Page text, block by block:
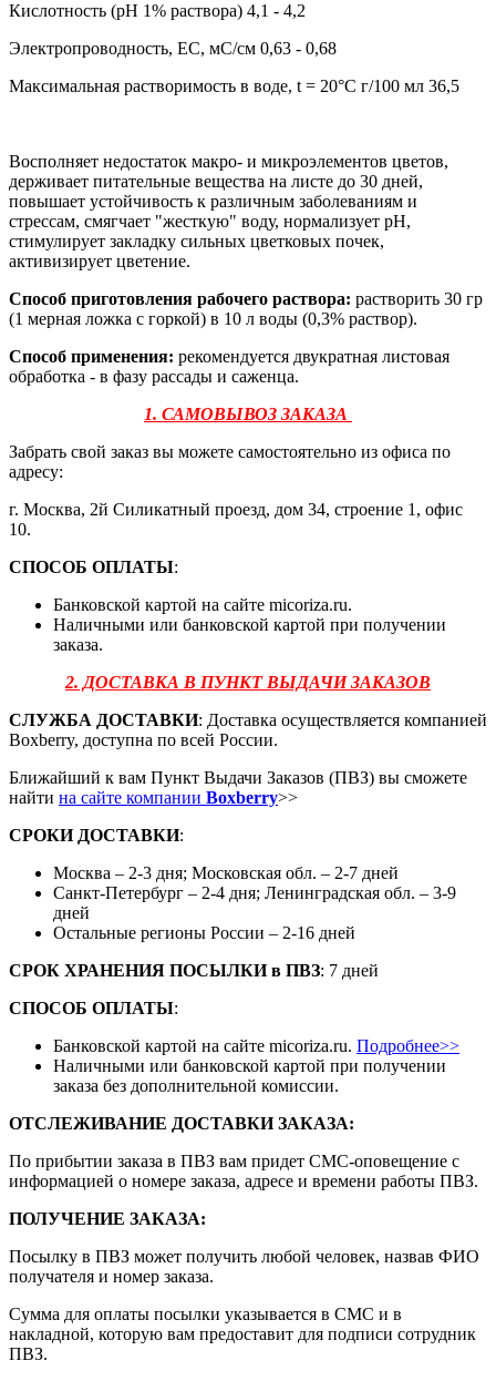
Кислотность (рН 1% раствора) 4,1 - 4,2
Электропроводность, ЕС, мС/см 0,63 - 0,68
Максимальная растворимость в воде, t = 20°С г/100 мл 36,5
Восполняет недостаток макро- и микроэлементов цветов,
держивает питательные вещества на листе до 30 дней,
повышает устойчивость к различным заболеваниям и
стрессам, смягчает "жесткую" воду, нормализует pH,
стимулирует закладку сильных цветковых почек,
активизирует цветение.
Способ приготовления рабочего раствора: растворить 30 гр
(1 мерная ложка с горкой) в 10 л воды (0,3% раствор).
Способ применения: рекомендуется двукратная листовая
обработка - в фазу рассады и саженца.
1. САМОВЫВОЗ ЗАКАЗА
Забрать свой заказ вы можете самостоятельно из офиса по
адресу:
г. Москва, 2й Силикатный проезд, дом 34, строение 1, офис
10.
СПОСОБ ОПЛАТЫ:
Банковской картой на сайте micoriza.ru.
Наличными или банковской картой при получении
заказа.
2. ДОСТАВКА В ПУНКТ ВЫДАЧИ ЗАКАЗОВ
СЛУЖБА ДОСТАВКИ: Доставка осуществляется компанией
Boxberry, доступна по всей России.
Ближайший к вам Пункт Выдачи Заказов (ПВЗ) вы сможете
найти на сайте компании Boxberry>>
СРОКИ ДОСТАВКИ:
Москва – 2-3 дня; Московская обл. – 2-7 дней
Санкт-Петербург – 2-4 дня; Ленинградская обл. – 3-9
дней
Остальные регионы России – 2-16 дней
СРОК ХРАНЕНИЯ ПОСЫЛКИ в ПВЗ: 7 дней
СПОСОБ ОПЛАТЫ:
Банковской картой на сайте micoriza.ru. Подробнее>>
Наличными или банковской картой при получении
заказа без дополнительной комиссии.
ОТСЛЕЖИВАНИЕ ДОСТАВКИ ЗАКАЗА:
По прибытии заказа в ПВЗ вам придет СМС-оповещение с
информацией о номере заказа, адресе и времени работы ПВЗ.
ПОЛУЧЕНИЕ ЗАКАЗА:
Посылку в ПВЗ может получить любой человек, назвав ФИО
получателя и номер заказа.
Сумма для оплаты посылки указывается в СМС и в
накладной, которую вам предоставит для подписи сотрудник
ПВЗ.